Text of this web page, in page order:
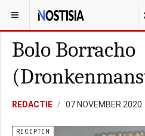
YOU ARE HERE: LIFESTYLE
Bolo Borracho
REDACTIE 07 NOVEMBER 2020
RECEPTEN